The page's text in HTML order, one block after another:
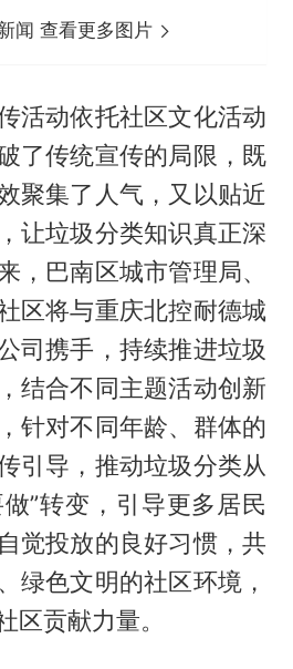
闻 查看更多图片
活动依托社区文化活动
了传统宣传的局限，既
聚集了人气，又以贴近
让垃圾分类知识真正深
，巴南区城市管理局、
区将与重庆北控耐德城
司携手，持续推进垃圾
结合不同主题活动创新
针对不同年龄、群体的
引导，推动垃圾分类从
做”转变，引导更多居民
觉投放的良好习惯，共
绿色文明的社区环境，
区贡献力量。